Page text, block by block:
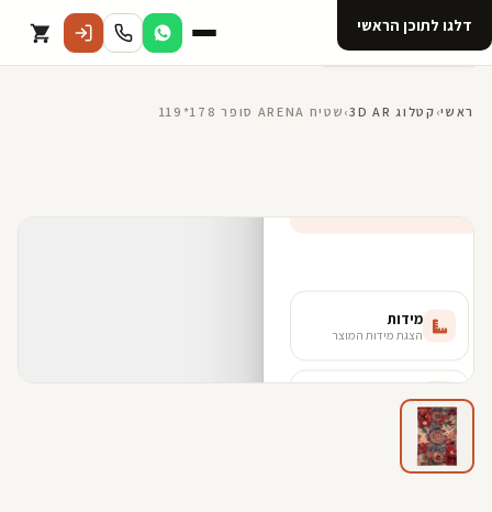
דלגו לתוכן הראשי
קטלוגראשי› קטלוג 3D AR › שטיח ARENA סופר 178*119